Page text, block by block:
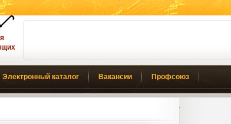
Электронный каталог Вакансии Профсоюз